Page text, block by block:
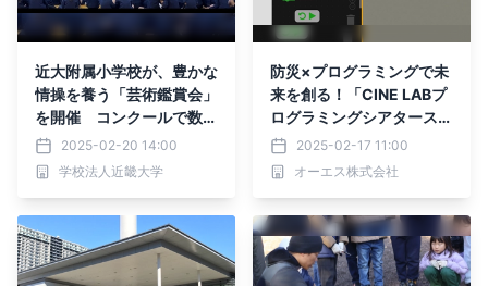
近大附属小学校が、豊かな
情操を養う「芸術鑑賞会」
を開催 コンクールで数々
の受賞歴がある近大吹奏楽
部による迫力の演奏
2025-02-20 14:00
学校法人近畿大学
防災×プログラミングで未
来を創る！「CINE LABプ
ログラミングシアタースク
ール」第2回を開催
2025-02-17 11:00
オーエス株式会社